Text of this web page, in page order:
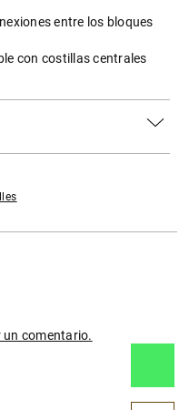
entre los bloques
con costillas centrales
un comentario.